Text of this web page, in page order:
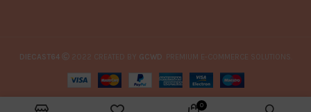
DIECAST64 2022 CREATED BY GCWD . PREMIUM E-COMMERCE SOLUTIONS.
0